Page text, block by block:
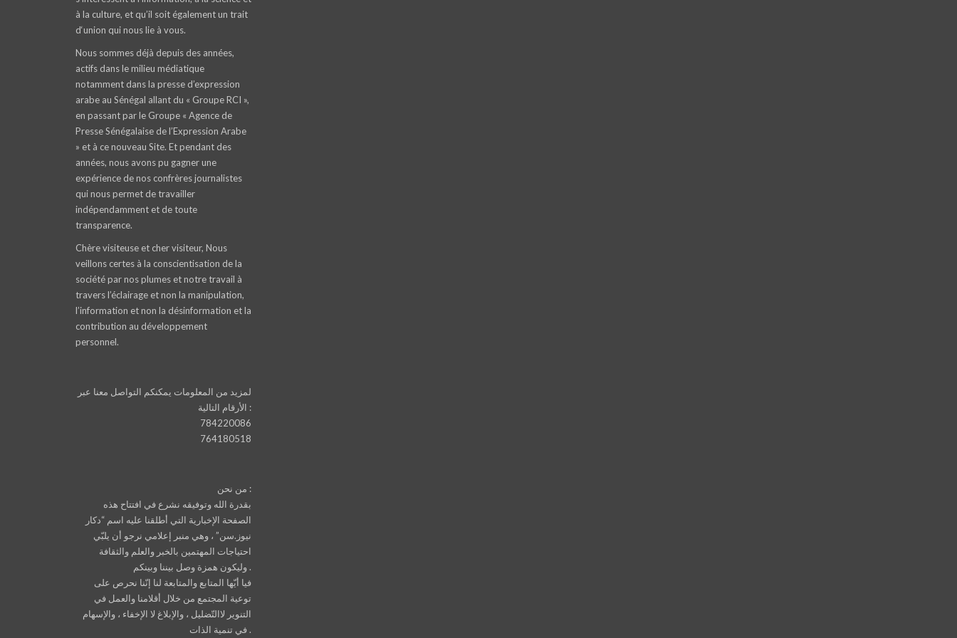
à la culture, et qu’il soit également un trait
d‘union qui nous lie à vous.
Nous sommes déjà depuis des années,
actifs dans le milieu médiatique
notamment dans la presse d’expression
arabe au Sénégal allant du « Groupe RCI »,
en passant par le Groupe « Agence de
Presse Sénégalaise de l’Expression Arabe
» et à ce nouveau Site. Et pendant des
années, nous avons pu gagner une
expérience de nos confrères journalistes
qui nous permet de travailler
indépendamment et de toute
transparence.
Chère visiteuse et cher visiteur, Nous
veillons certes à la conscientisation de la
société par nos plumes et notre travail à
travers l’éclairage et non la manipulation,
l’information et non la désinformation et la
contribution au développement
personnel.
لمزيد من المعلومات يمكنكم التواصل معنا عبر
الأرقام التالية :
784220086
764180518
من نحن :
بقدرة الله وتوفيقه نشرع في افتتاح هذه
الصفحة الإخبارية التي أطلقنا عليه اسم “دكار
نيوز.سن” ، وهي منبر إعلامي نرجو أن يلبّي
احتياجات المهتمين بالخبر والعلم والثقافة
وليكون همزة وصل بيننا وبينكم .
فيا أيّها المتابع والمتابعة لنا إنّنا نحرص على
توعية المجتمع من خلال أقلامنا والعمل في
التنوير لاالتّضليل ، والإبلاغ لا الإخفاء ، والإسهام
في تنمية الذات .